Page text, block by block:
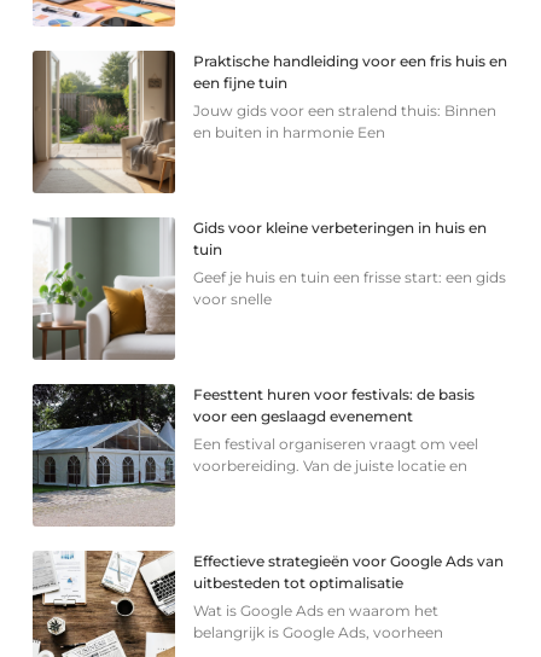
Praktische handleiding voor een fris huis en
een fijne tuin
Jouw gids voor een stralend thuis: Binnen
en buiten in harmonie Een
Gids voor kleine verbeteringen in huis en
tuin
Geef je huis en tuin een frisse start: een gids
voor snelle
Feesttent huren voor festivals: de basis
voor een geslaagd evenement
Een festival organiseren vraagt om veel
voorbereiding. Van de juiste locatie en
Effectieve strategieën voor Google Ads van
uitbesteden tot optimalisatie
Wat is Google Ads en waarom het
belangrijk is Google Ads, voorheen